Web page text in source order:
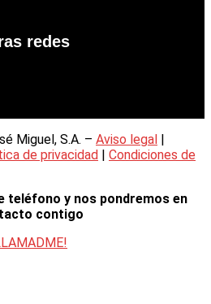
redes
Miguel, S.A. – Aviso legal
de privacidad
Condiciones de
teléfono y nos pondremos en
contigo